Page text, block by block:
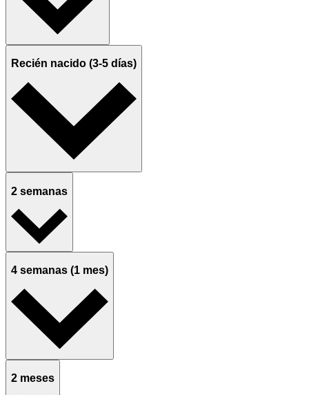
Recién nacido (3-5 días)
2 semanas
4 semanas (1 mes)
2 meses